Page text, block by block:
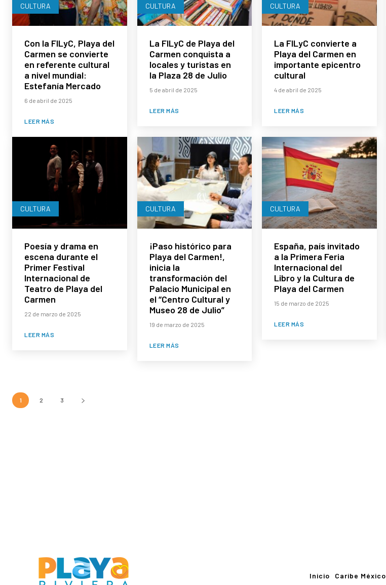
CULTURA
Con la FILyC, Playa del
Carmen se convierte
en referente cultural
a nivel mundial:
Estefanía Mercado
6 de abril de 2025
LEER MÁS
CULTURA
La FILyC de Playa del
Carmen conquista a
locales y turistas en
la Plaza 28 de Julio
5 de abril de 2025
LEER MÁS
CULTURA
La FILyC convierte a
Playa del Carmen en
importante epicentro
cultural
4 de abril de 2025
LEER MÁS
CULTURA
Poesía y drama en
escena durante el
Primer Festival
Internacional de
Teatro de Playa del
Carmen
22 de marzo de 2025
LEER MÁS
CULTURA
¡Paso histórico para
Playa del Carmen!,
inicia la
transformación del
Palacio Municipal en
el “Centro Cultural y
Museo 28 de Julio”
19 de marzo de 2025
LEER MÁS
CULTURA
España, país invitado
a la Primera Feria
Internacional del
Libro y la Cultura de
Playa del Carmen
15 de marzo de 2025
LEER MÁS
1 2 3
Inicio Caribe México